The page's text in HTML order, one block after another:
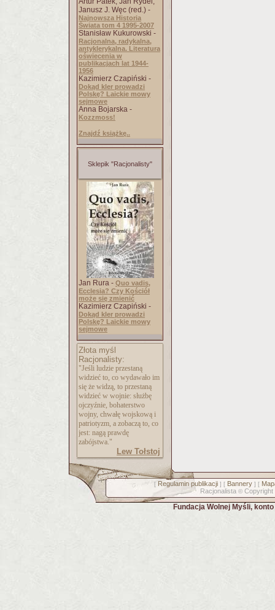
Janusz J. Węc (red.) -
Najnowsza Historia
Świata tom 4 1995-2007
Stanisław Kukurowski -
Racjonalna, radykalna,
antyklerykalna. Literatura
oświecenia w
publikacjach lat 1944-
1956
Kazimierz Czapiński -
Dokąd kler prowadzi
Polskę? Laickie mowy
sejmowe
Anna Bojarska -
Kozzmoss!
Znajdź książkę..
Sklepik "Racjonalisty"
Jan Rura - Quo vadis,
Ecclesia? Czy Kościół
może się zmienić
Kazimierz Czapiński -
Dokąd kler prowadzi
Polskę? Laickie mowy
sejmowe
Złota myśl
Racjonalisty:
"Jeśli ludzie przestaną
widzieć to, co wydawało im
się że widzą, to przestaną
widzieć w wojnie: służbę
ojczyźnie, bohaterstwo
wojny, chwałę wojskową i
patriotyzm, a zobaczą to, co
jest: nagą prawdę
zabójstwa."
Lew Tołstoj
[ Regulamin publikacji] [ Bannery] [
Racjonalista © Copyright
Fundacja Wolnej Myśli,